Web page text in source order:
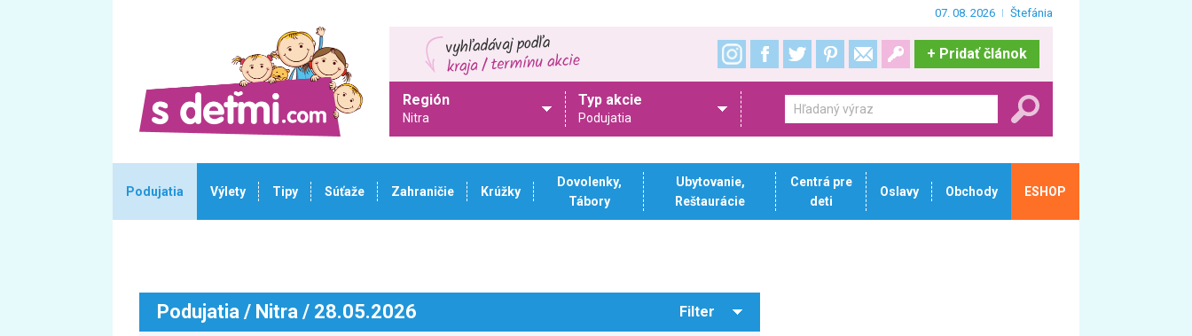
07. 08. 2026 Štefánia
+ Pridať článok
Región
Nitra
Typ akcie
Podujatia
Podujatia Výlety Tipy Súťaže Zahraničie Krúžky
Dovolenky,
Tábory
Ubytovanie,
Reštaurácie
Centrá pre
deti
Oslavy Obchody ESHOP
Podujatia / Nitra / 28.05.2026 Filter